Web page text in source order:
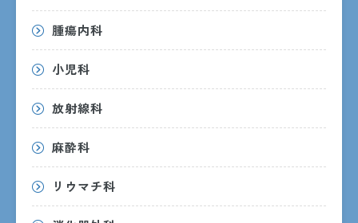
腫瘍内科
小児科
放射線科
麻酔科
リウマチ科
〒890-8760 鹿児島市上荒田町37番1号
交通アクセス